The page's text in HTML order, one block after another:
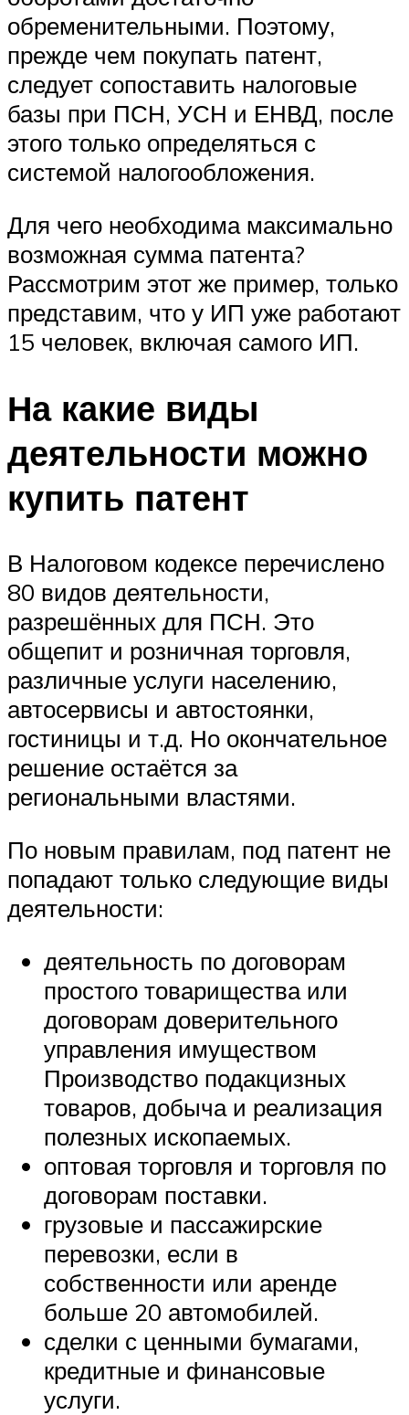
обременительными. Поэтому,
прежде чем покупать патент,
следует сопоставить налоговые
базы при ПСН, УСН и ЕНВД, после
этого только определяться с
системой налогообложения.
Для чего необходима максимально
возможная сумма патента?
Рассмотрим этот же пример, только
представим, что у ИП уже работают
15 человек, включая самого ИП.
На какие виды
деятельности можно
купить патент
В Налоговом кодексе перечислено
80 видов деятельности,
разрешённых для ПСН. Это
общепит и розничная торговля,
различные услуги населению,
автосервисы и автостоянки,
гостиницы и т.д. Но окончательное
решение остаётся за
региональными властями.
По новым правилам, под патент не
попадают только следующие виды
деятельности:
деятельность по договорам
простого товарищества или
договорам доверительного
управления имуществом
Производство подакцизных
товаров, добыча и реализация
полезных ископаемых.
оптовая торговля и торговля по
договорам поставки.
грузовые и пассажирские
перевозки, если в
собственности или аренде
больше 20 автомобилей.
сделки с ценными бумагами,
кредитные и финансовые
услуги.